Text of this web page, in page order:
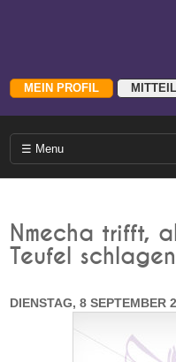
Nmecha trifft,
Teufel
DIENSTAG, 8 SEPTEMBER